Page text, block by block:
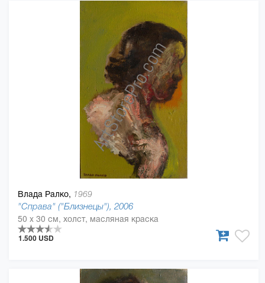
Влада Ралко, 1969
"Справа" ("Близнецы"), 2006
50 x 30 см, холст, масляная краска
1.500 USD